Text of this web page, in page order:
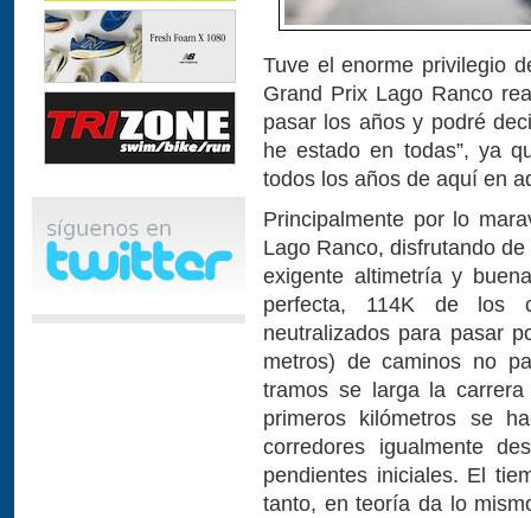
Tuve el enorme privilegio
Grand Prix Lago Ranco
pasar los años y podré
he estado en todas”, ya
todos los años de aquí en
Principalmente por lo
Lago Ranco, disfrutando
exigente altimetría y
perfecta, 114K de los
neutralizados para pasar
metros) de caminos no
tramos se larga la
primeros kilómetros se
corredores igualmente
pendientes iniciales. El
tanto, en teoría da lo